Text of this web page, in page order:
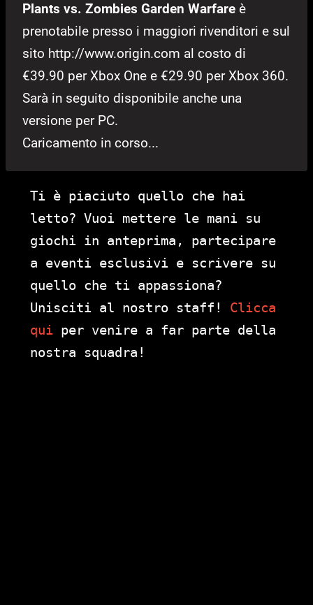
Plants vs. Zombies Garden Warfare è
prenotabile presso i maggiori rivenditori e sul
sito http://www.origin.com al costo di
€39.90 per Xbox One e €29.90 per Xbox 360.
Sarà in seguito disponibile anche una
versione per PC.
Caricamento in corso...
Ti è piaciuto quello che hai
letto? Vuoi mettere le mani su
giochi in anteprima, partecipare
a eventi esclusivi e scrivere su
quello che ti appassiona?
Unisciti al nostro staff! Clicca
qui per venire a far parte della
nostra squadra!